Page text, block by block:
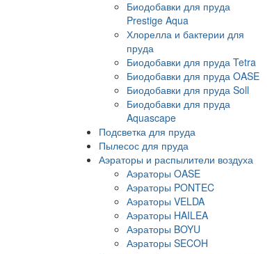
Биодобавки для пруда
Prestige Aqua
Хлорелла и бактерии для
пруда
Биодобавки для пруда Tetra
Биодобавки для пруда OASE
Биодобавки для пруда Soll
Биодобавки для пруда
Aquascape
Подсветка для пруда
Пылесос для пруда
Аэраторы и распылители воздуха
Аэраторы OASE
Аэраторы PONTEC
Аэраторы VELDA
Аэраторы HAILEA
Аэраторы BOYU
Аэраторы SECOH